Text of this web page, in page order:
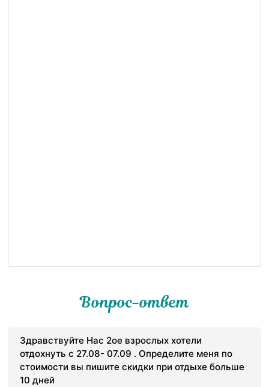
Вопрос-ответ
Здравствуйте Нас 2ое взрослых хотели
отдохнуть с 27.08- 07.09 . Определите меня по
стоимости вы пишите скидки при отдыхе больше
10 дней